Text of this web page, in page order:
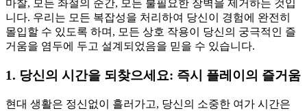
마찰, 모든 좌절의 순간, 모든 불필요한 장벽을 제거하는 것입
니다. 우리는 모든 복잡성을 처리하여 당신이 경험에 완전히
몰입할 수 있도록 하며, 모든 상호 작용이 당신의 궁극적인 즐
거움을 염두에 두고 설계되었음을 믿을 수 있습니다.
1. 당신의 시간을 되찾으세요: 즉시 플레이의 즐거움
현대 생활은 정신없이 흘러가고, 당신의 소중한 여가 시간은